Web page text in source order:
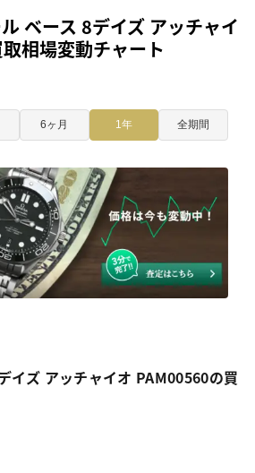
ベース 8デイズ アッチャイ
相場変動チャート
6ヶ月 1年 全期間
イズ アッチャイオ PAM00560の買